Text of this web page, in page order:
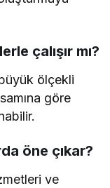
çalışır mı?
ölçekli
göre
öne çıkar?
ve